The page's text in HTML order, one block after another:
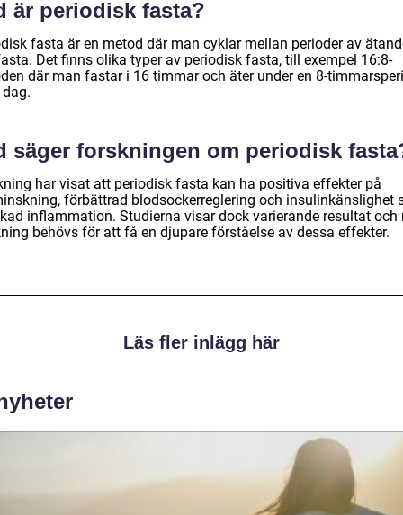
är periodisk fasta?
fasta är en metod där man cyklar mellan perioder av
Det finns olika typer av periodisk fasta, till exempel 16:8-
där man fastar i 16 timmar och äter under en 8-
säger forskningen om periodisk
har visat att periodisk fasta kan ha positiva effekter på
förbättrad blodsockerreglering och insulinkänslighet
inflammation. Studierna visar dock varierande resultat och
behövs för att få en djupare förståelse av dessa effekter.
Läs fler inlägg här